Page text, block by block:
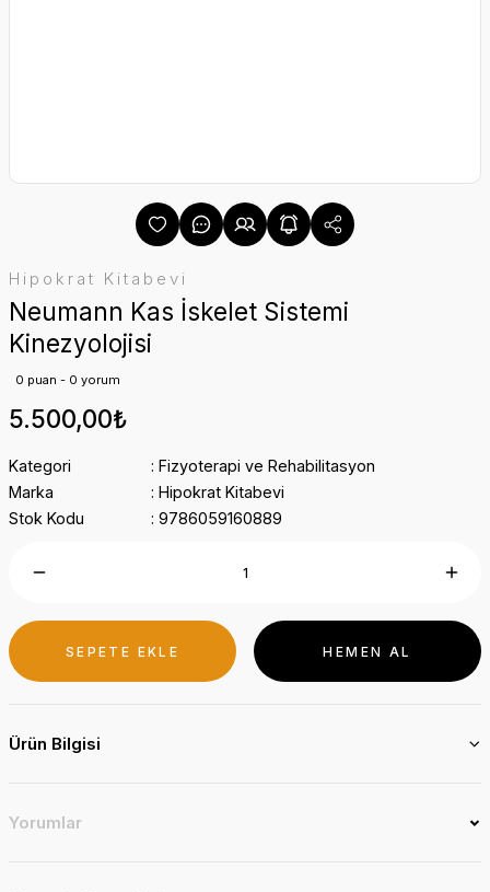
Hipokrat Kitabevi
Neumann Kas İskelet Sistemi
Kinezyolojisi
0 puan - 0 yorum
5.500,00₺
Kategori
Fizyoterapi ve Rehabilitasyon
Marka
Hipokrat Kitabevi
Stok Kodu
9786059160889
SEPETE EKLE HEMEN AL
Ürün Bilgisi
Yorumlar